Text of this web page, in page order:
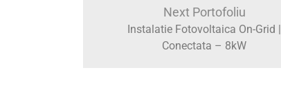
Next Portofoliu
Instalatie Fotovoltaica On-Grid |
Conectata – 8kW